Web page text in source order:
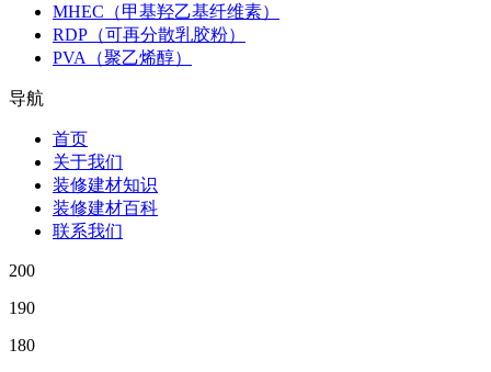
MHEC（甲基羟乙基纤维素）
RDP（可再分散乳胶粉）
PVA（聚乙烯醇）
导航
首页
关于我们
装修建材知识
装修建材百科
联系我们
200
190
180